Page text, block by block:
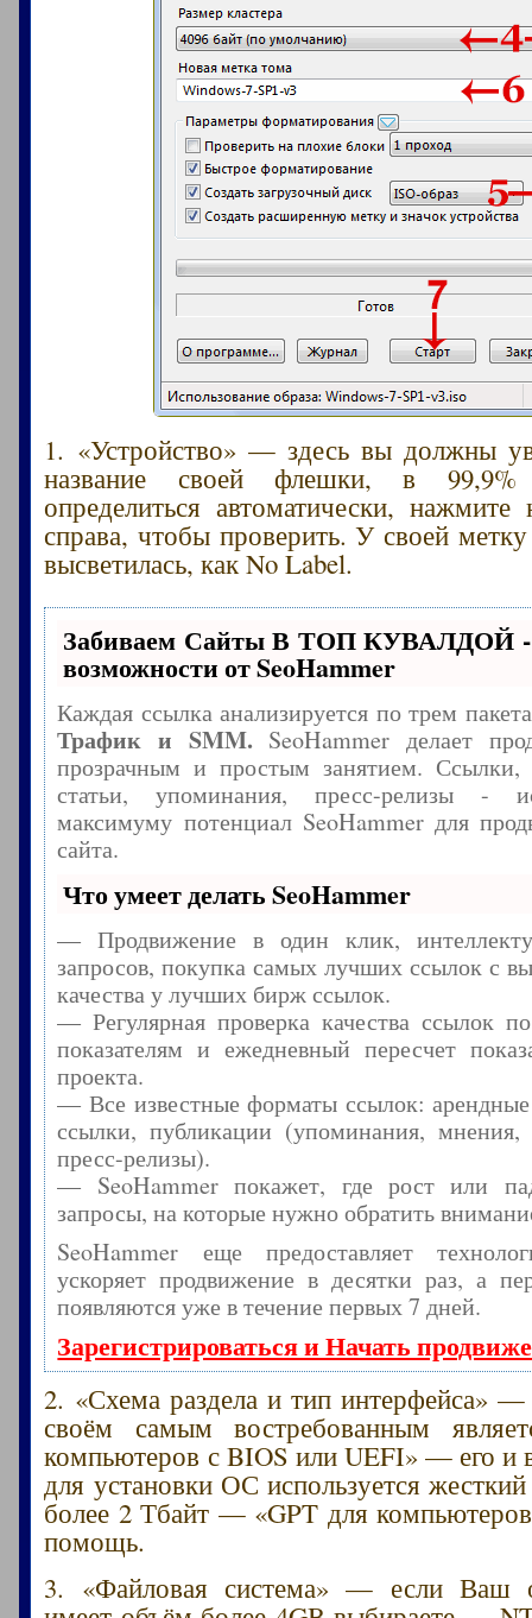
1. «Устройство» — здесь вы должны
название своей флешки, в 99,9%
определиться автоматически, нажмите
справа, чтобы проверить. У своей
высветилась, как No Label.
Забиваем Сайты В ТОП КУВАЛДОЙ -
возможности от SeoHammer
Каждая ссылка анализируется по трем
Трафик и SMM.SeoHammer делает
прозрачным и простым занятием. Ссылки,
статьи, упоминания, пресс-релизы -
максимуму потенциал SeoHammer для
сайта.
Что умеет делать SeoHammer
— Продвижение в один клик,
запросов, покупка самых лучших ссылок с
качества у лучших бирж ссылок.
— Регулярная проверка качества ссылок
показателям и ежедневный пересчет
проекта.
— Все известные форматы ссылок:
ссылки, публикации (упоминания, мнения,
пресс-релизы).
— SeoHammer покажет, где рост или
запросы, на которые нужно обратить
SeoHammer еще предоставляет
ускоряет продвижение в десятки раз, а
появляются уже в течение первых 7 дней.
Зарегистрироваться и Начать
2. «Схема раздела и тип интерфейса»
своём самым востребованным
компьютеров с BIOS или UEFI» — его и
для установки ОС используется
более 2 Тбайт — «GPT для
помощь.
3. «Файловая система» — если Ваш